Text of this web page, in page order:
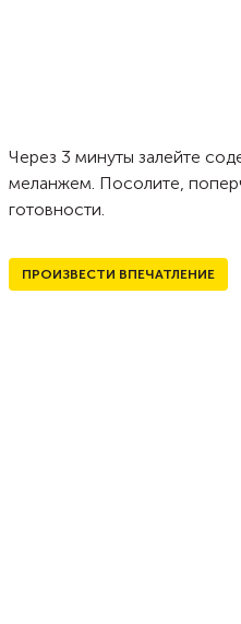
Через 3 минуты залейте
меланжем. Посолите,
готовности.
ПРОИЗВЕСТИ ВПЕЧАТЛЕНИЕ